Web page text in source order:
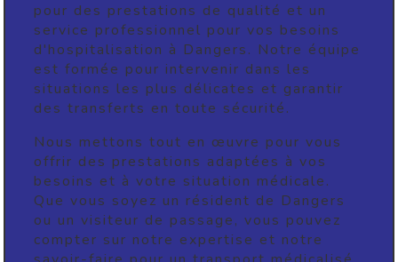
pour des prestations de qualité et un
service professionnel pour vos besoins
d'hospitalisation à Dangers. Notre équipe
est formée pour intervenir dans les
situations les plus délicates et garantir
des transferts en toute sécurité.
Nous mettons tout en œuvre pour vous
offrir des prestations adaptées à vos
besoins et à votre situation médicale.
Que vous soyez un résident de Dangers
ou un visiteur de passage, vous pouvez
compter sur notre expertise et notre